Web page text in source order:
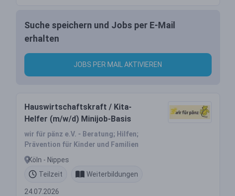
Suche speichern und Jobs per E-Mail
erhalten
JOBS PER MAIL AKTIVIEREN
Hauswirtschaftskraft / Kita-
Helfer (m/w/d) Minijob-Basis
wir für pänz e.V. - Beratung; Hilfen;
Prävention für Kinder und Familien
Köln - Nippes
Teilzeit
Weiterbildungen
24.07.2026